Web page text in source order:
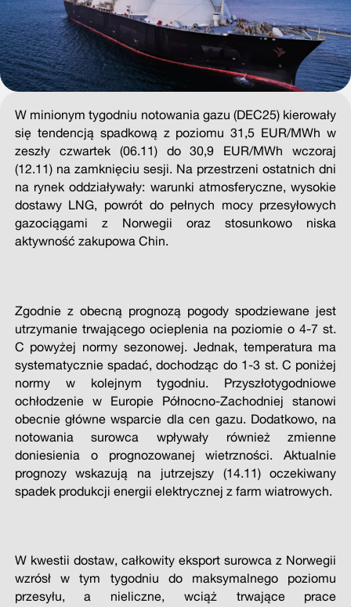
W minionym tygodniu notowania gazu (DEC25) kierowały
się tendencją spadkową z poziomu 31,5 EUR/MWh w
zeszły czwartek (06.11) do 30,9 EUR/MWh wczoraj
(12.11) na zamknięciu sesji. Na przestrzeni ostatnich dni
na rynek oddziaływały: warunki atmosferyczne, wysokie
dostawy LNG, powrót do pełnych mocy przesyłowych
gazociągami z Norwegii oraz stosunkowo niska
aktywność zakupowa Chin.
Zgodnie z obecną prognozą pogody spodziewane jest
utrzymanie trwającego ocieplenia na poziomie o 4-7 st.
C powyżej normy sezonowej. Jednak, temperatura ma
systematycznie spadać, dochodząc do 1-3 st. C poniżej
normy w kolejnym tygodniu. Przyszłotygodniowe
ochłodzenie w Europie Północno-Zachodniej stanowi
obecnie główne wsparcie dla cen gazu. Dodatkowo, na
notowania surowca wpływały również zmienne
doniesienia o prognozowanej wietrzności. Aktualnie
prognozy wskazują na jutrzejszy (14.11) oczekiwany
spadek produkcji energii elektrycznej z farm wiatrowych.
W kwestii dostaw, całkowity eksport surowca z Norwegii
wzrósł w tym tygodniu do maksymalnego poziomu
przesyłu, a nieliczne, wciąż trwające prace